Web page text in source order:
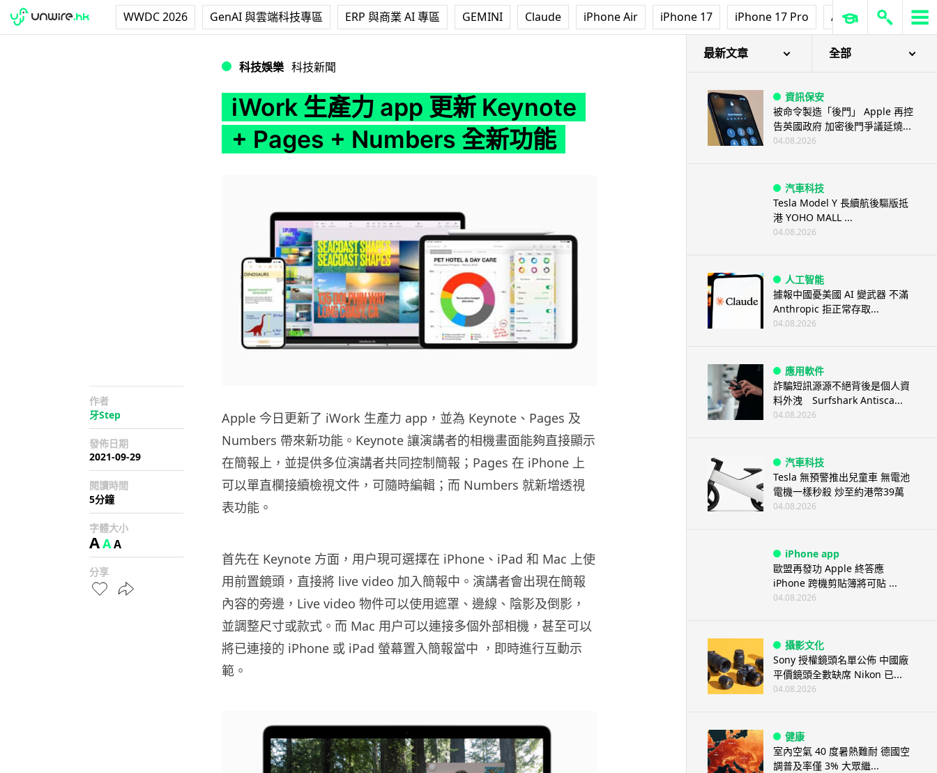
WWDC 2026 GenAI 與雲端科技專區 ERP 與商業 AI 專區 GEMINI Claude iPhone Air iPhone 17 iPhone 17 Pro AirPods Pro 3
科技娛樂 科技新聞
iWork 生產力 app 更新 Keynote
+ Pages + Numbers 全新功能
作者
牙Step
發佈日期
2021-09-29
閱讀時間
5分鐘
字體大小
AAA
分享
Apple 今日更新了 iWork 生產力 app ，並為 Keynote 、 Pages 及
Numbers 帶來新功能。 Keynote 讓演講者的相機畫面能夠直接顯示
在簡報上，並提供多位演講者共同控制簡報； Pages 在 iPhone 上
可以單直欄接續檢視文件，可隨時編輯；而 Numbers 就新增透視
表功能。
首先在 Keynote 方面，用户現可選擇在 iPhone 、 iPad 和 Mac 上使
用前置鏡頭，直接將 live video 加入簡報中。演講者會出現在簡報
內容的旁邊， Live video 物件可以使用遮罩、邊線、陰影及倒影，
並調整尺寸或款式。而 Mac 用户可以連接多個外部相機，甚至可以
將已連接的 iPhone 或 iPad 螢幕置入簡報當中 ，即時進行互動示
範。
最新文章 全部
資訊保安
被命令製造「後門」 Apple 再控
告英國政府 加密後門爭議延燒...
04.08.2026
汽車科技
Tesla Model Y 長續航後驅版抵
港 YOHO MALL ...
04.08.2026
人工智能
據報中國憂美國 AI 變武器 不滿
Anthropic 拒正常存取...
04.08.2026
應用軟件
詐騙短訊源源不絕背後是個人資
料外洩 Surfshark Antisca...
04.08.2026
汽車科技
Tesla 無預警推出兒童車 無電池
電機一樣秒殺 炒至約港幣39萬
04.08.2026
iPhone app
歐盟再發功 Apple 終答應
iPhone 跨機剪貼簿將可貼 ...
04.08.2026
攝影文化
Sony 授權鏡頭名單公佈 中國廠
平價鏡頭全數缺席 Nikon 已...
04.08.2026
健康
室內空氣 40 度暑熱難耐 德國空
調普及率僅 3% 大眾繼...